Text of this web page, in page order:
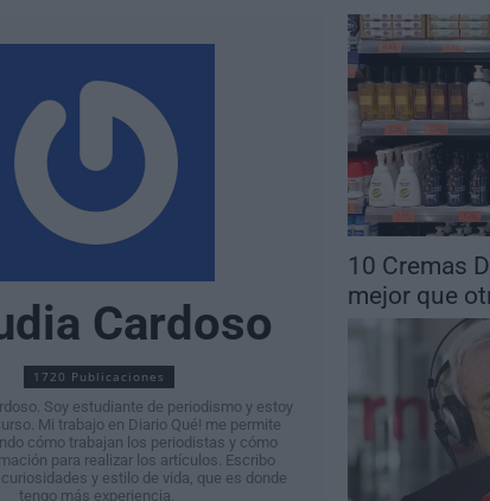
Cardoso
1720 Publicaciones
Soy estudiante de periodismo y estoy
Mi trabajo en Diario Qué! me permite
cómo trabajan los periodistas y cómo
para realizar los artículos. Escribo
y estilo de vida, que es donde
tengo más experiencia.
10 Cremas
mejor que